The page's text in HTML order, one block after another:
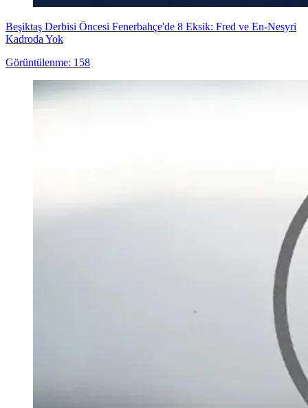
Beşiktaş Derbisi Öncesi Fenerbahçe'de 8 Eksik: Fred ve En-Nesyri
Kadroda Yok
Görüntülenme: 158